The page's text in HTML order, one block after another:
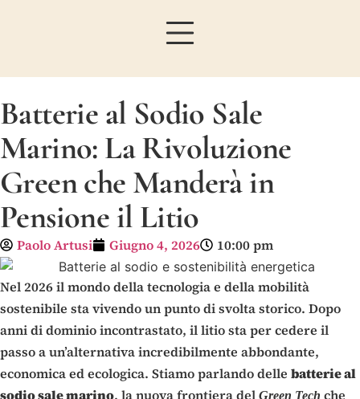
Batterie al Sodio Sale
Marino: La Rivoluzione
Green che Manderà in
Pensione il Litio
Paolo Artusi Giugno 4, 2026 10:00 pm
Nel 2026 il mondo della tecnologia e della mobilità
sostenibile sta vivendo un punto di svolta storico. Dopo
anni di dominio incontrastato, il litio sta per cedere il
passo a un’alternativa incredibilmente abbondante,
economica ed ecologica. Stiamo parlando delle batterie al
sodio sale marino, la nuova frontiera del Green Tech che